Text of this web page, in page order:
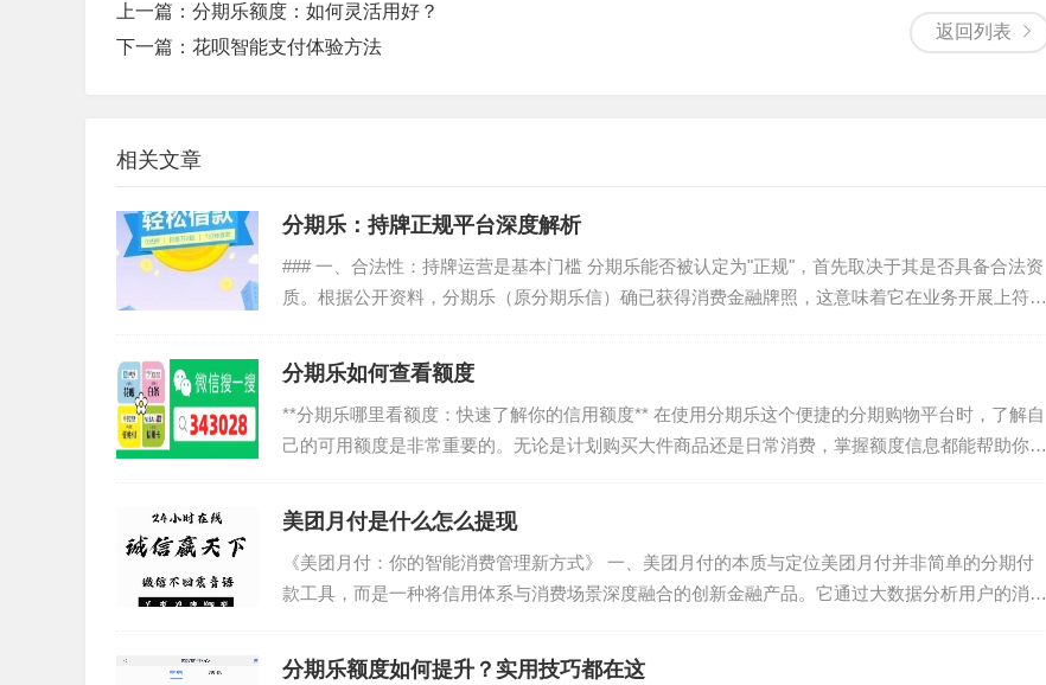
返回列表
上一篇： 分期乐额度：如何灵活用好？
下一篇： 花呗智能支付体验方法
相关文章
分期乐：持牌正规平台深度解析
### 一、合法性：持牌运营是基本门槛 分期乐能否被认定为"正规"，首先取决于其是否具备合法资
质。根据公开资料，分期乐（原分期乐信）确已获得消费金融牌照，这意味着它在业务开展上符合
分期乐如何查看额度
**分期乐哪里看额度：快速了解你的信用额度** 在使用分期乐这个便捷的分期购物平台时，了解自
己的可用额度是非常重要的。无论是计划购买大件商品还是日常消费，掌握额度信息都能帮助你更
美团月付是什么怎么提现
《美团月付：你的智能消费管理新方式》 一、美团月付的本质与定位美团月付并非简单的分期付
款工具，而是一种将信用体系与消费场景深度融合的创新金融产品。它通过大数据分析用户的消费
分期乐额度如何提升？实用技巧都在这